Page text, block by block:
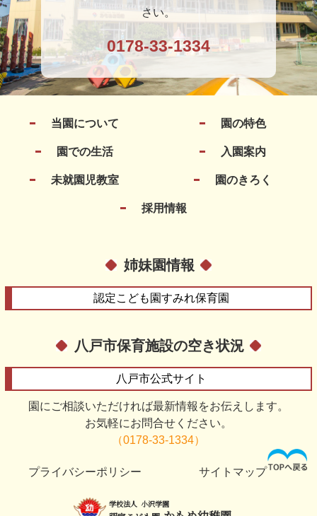
さい。
0178-33-1334
当園について 園の特色
園での生活 入園案内
未就園児教室 園のきろく
採用情報
姉妹園情報
認定こども園すみれ保育園
八戸市保育施設の空き状況
八戸市公式サイト
園にご相談いただければ最新情報をお伝えします。
お気軽にお問合せください。
（0178-33-1334）
学校法人 小沢学園
プライバシーポリシー サイトマップ